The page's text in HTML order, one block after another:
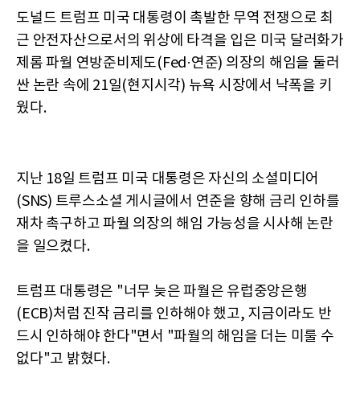
도널드 트럼프 미국 대통령이 촉발한 무역 전쟁으로 최
근 안전자산으로서의 위상에 타격을 입은 미국 달러화가
제롬 파월 연방준비제도(Fed·연준) 의장의 해임을 둘러
싼 논란 속에 21일(현지시각) 뉴욕 시장에서 낙폭을 키
웠다.
지난 18일 트럼프 미국 대통령은 자신의 소셜미디어
(SNS) 트루스소셜 게시글에서 연준을 향해 금리 인하를
재차 촉구하고 파월 의장의 해임 가능성을 시사해 논란
을 일으켰다.
트럼프 대통령은 "너무 늦은 파월은 유럽중앙은행
(ECB)처럼 진작 금리를 인하해야 했고, 지금이라도 반
드시 인하해야 한다"면서 "파월의 해임을 더는 미룰 수
없다"고 밝혔다.